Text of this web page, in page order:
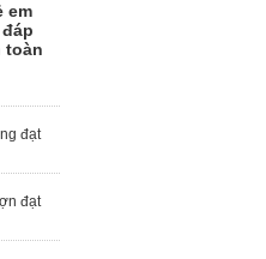
em
toàn
đạt
đạt